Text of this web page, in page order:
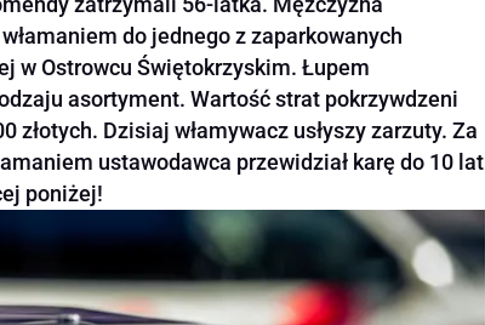
do jednego z zaparkowanych
w Ostrowcu Świętokrzyskim. Łupem
asortyment. Wartość strat pokrzywdzeni
złotych. Dzisiaj włamywacz usłyszy zarzuty. Za
ustawodawca przewidział karę do 10 lat
poniżej!